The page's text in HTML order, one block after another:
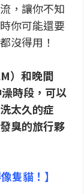
，讓你不知
你可能還要
沒得用！
）和晚間
時段，可以
太久的症
臭的旅行夥
隻貓！ 】